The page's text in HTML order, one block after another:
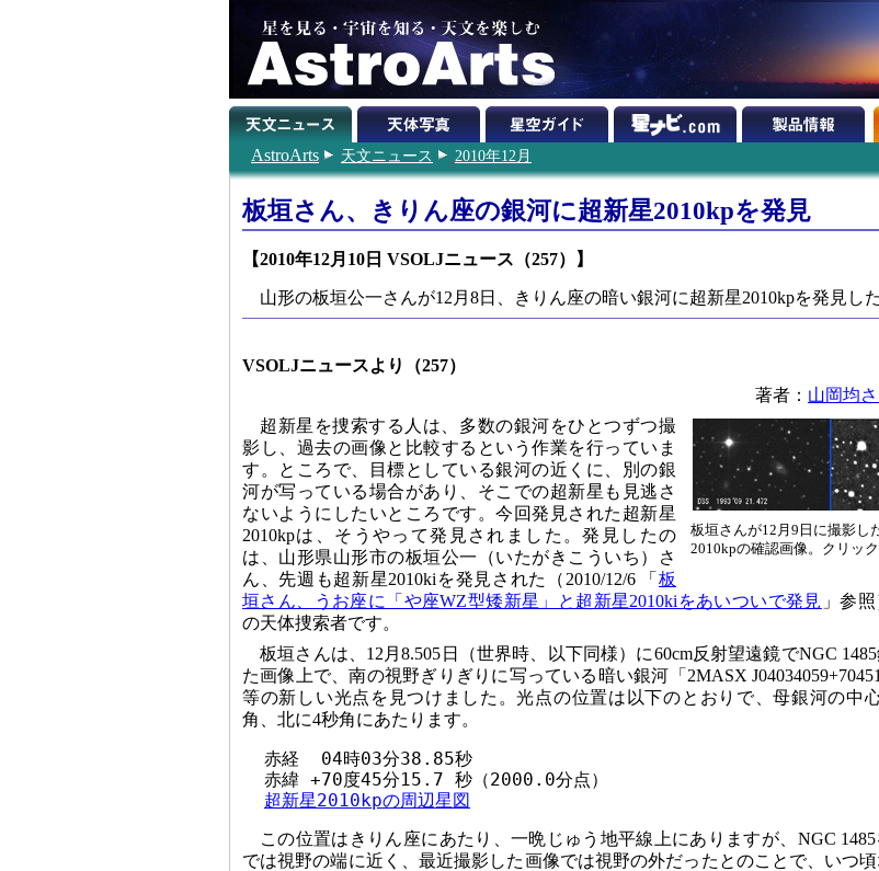
AstroArts 天文ニュース 2010年12月
板垣さん、きりん座の銀河に超新星2010kpを発見
【2010年12月10日 VSOLJニュース（257）】
山形の板垣公一さんが12月8日、きりん座の暗い銀河に超新星2010kpを発見した
VSOLJニュースより（257）
著者： 山岡均
板垣さんが12月9日に撮影し
2010kpの確認画像。クリッ
超新星を捜索する人は、多数の銀河をひとつずつ撮
影し、過去の画像と比較するという作業を行っていま
す。ところで、目標としている銀河の近くに、別の銀
河が写っている場合があり、そこでの超新星も見逃さ
ないようにしたいところです。今回発見された超新星
2010kpは、そうやって発見されました。発見したの
は、山形県山形市の板垣公一（いたがきこういち）さ
ん、先週も超新星2010kiを発見された（2010/12/6 「 板
垣さん、うお座に「や座WZ型矮新星」と超新星2010kiをあいついで発見 」参
の天体捜索者です。
板垣さんは、12月8.505日（世界時、以下同様）に60cm反射望遠鏡でNGC
た画像上で、南の視野ぎりぎりに写っている暗い銀河「2MASX
等の新しい光点を見つけました。光点の位置は以下のとおりで、母銀河の中
角、北に4秒角にあたります。
  赤経  04時03分38.85秒
  赤緯 +70度45分15.7 秒（2000.0分点）
超新星2010kpの周辺星図
この位置はきりん座にあたり、一晩じゅう地平線上にありますが、NGC
では視野の端に近く、最近撮影した画像では視野の外だったとのことで、いつ